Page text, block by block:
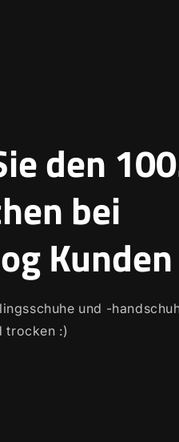
den
bei
Kunden
und -
trocken :)